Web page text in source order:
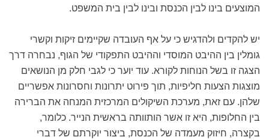
המוצעים בינו לבין הכנסת ובינו לבין בית המשפט.
יש להקדים ולהדגיש כי על אף העובדה שקיימים זיקות וקשרי
גומלין בין ההיבט המוסדי וההיבט התפקודי של הגוף, נבחרה דרך
הצגה זו בשל הנוחות לקורא. עוד יוער כי לגבי חלק מן הנושאים
מוצגות הצעות חליפיות, תוך פירוט יתרונות וחסרונות אפשריים
שלהן. עם זאת, מערכת השיקולים המרכזית המנחה את הברירה
בין החלופות, היא זו אשר הותוותה בראשית הנייר. כלומר,
בקצרה, חיזוק מעמדה של הכנסת, ביצור יוקרתם של דברי